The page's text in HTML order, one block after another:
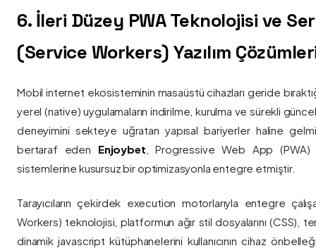
6. İleri Düzey PWA Teknolojisi ve
(Service Workers) Yazılım
Mobil internet ekosisteminin masaüstü cihazları geride
yerel (native) uygulamaların indirilme, kurulma ve sürekli
deneyimini sekteye uğratan yapısal bariyerler haline
bertaraf eden Enjoybet , Progressive Web App (PWA)
sistemlerine kusursuz bir optimizasyonla entegre etmiştir.
Tarayıcıların çekirdek execution motorlarıyla entegre
Workers) teknolojisi, platformun ağır stil dosyalarını (CSS),
dinamik javascript kütüphanelerini kullanıcının cihaz